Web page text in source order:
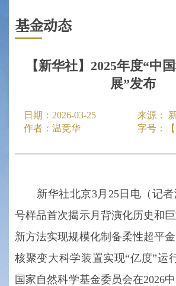
基金动态
【新华社】2025年度“中
展”发布
日期： 2026-03-25 来源：
作者： 温竞华 字号：【
新华社北京3月25日电（记者
号样品首次揭示月背演化历史和
新方法实现规模化制备柔性超平
核聚变大科学装置实现“亿度”运
国家自然科学基金委员会在2026